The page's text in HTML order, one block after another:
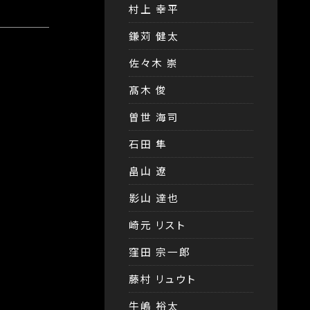
村上 幸平
鎌苅 健太
佐々木 崇
髙木 俊
曽世 海司
石田 隼
畠山 遼
影山 達也
崎元 リスト
窪田 宗一郎
藤村 リュウト
牛嶋 裕太